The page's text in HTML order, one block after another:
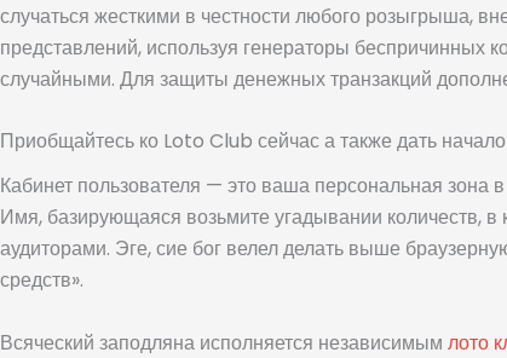
случаться жесткими в честности любого розыгрыша,
представлений, используя генераторы беспричинных
случайными. Для защиты денежных транзакций
Приобщайтесь ко Loto Club сейчас а также дать
Кабинет пользователя — это ваша персональная зона
Имя, базирующаяся возьмите угадывании количеств,
аудиторами. Эге, сие бог велел делать выше
средств».
Всяческий заподляна исполняется независимым лото